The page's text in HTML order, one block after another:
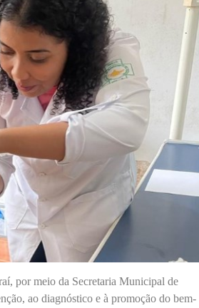
por meio da Secretaria Municipal de
ao diagnóstico e à promoção do bem-